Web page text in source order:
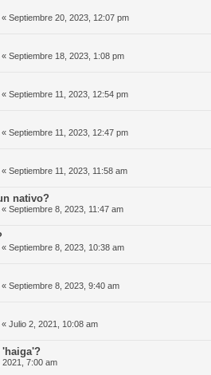
« Septiembre 20, 2023, 12:07 pm
« Septiembre 18, 2023, 1:08 pm
« Septiembre 11, 2023, 12:54 pm
« Septiembre 11, 2023, 12:47 pm
« Septiembre 11, 2023, 11:58 am
nativo?
« Septiembre 8, 2023, 11:47 am
« Septiembre 8, 2023, 10:38 am
« Septiembre 8, 2023, 9:40 am
« Julio 2, 2021, 10:08 am
2021, 7:00 am